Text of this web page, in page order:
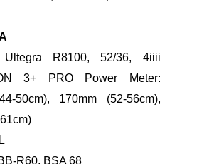
Ultegra R8100, 52/36, 4iiii